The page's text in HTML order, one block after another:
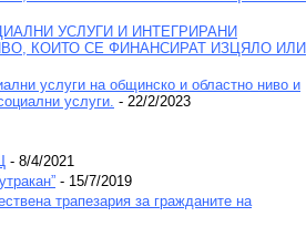
УСЛУГИ И ИНТЕГРИРАНИ
КОИТО СЕ ФИНАНСИРАТ ИЗЦЯЛО ИЛИ
услуги на общинско и областно ниво и
услуги. - 22/2/2023
- 8/4/2021
- 15/7/2019
трапезария за гражданите на